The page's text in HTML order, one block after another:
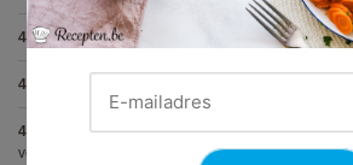
4.8:Zalmfilet op een bedje van asperges(5 votes)
4.8
4.7 Varkenshaasje met jagersaus en kroketten
votes)